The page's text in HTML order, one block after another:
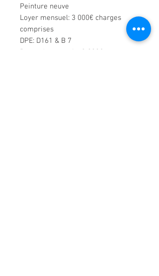
Peinture neuve
Loyer mensuel: 3 000€ charges
comprises
DPE: D161 & B 7
Depot de garantie: 3 000€